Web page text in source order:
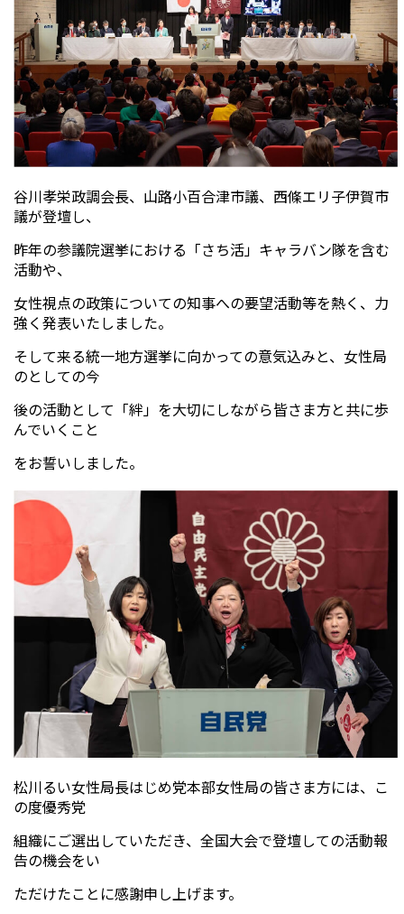
谷川孝栄政調会長、山路小百合津市議、西條エリ子伊賀市
議が登壇し、
昨年の参議院選挙における「さち活」キャラバン隊を含む
活動や、
女性視点の政策についての知事への要望活動等を熱く、力
強く発表いたしました。
そして来る統一地方選挙に向かっての意気込みと、女性局
のとしての今
後の活動として「絆」を大切にしながら皆さま方と共に歩
んでいくこと
をお誓いしました。
松川るい女性局長はじめ党本部女性局の皆さま方には、こ
の度優秀党
組織にご選出していただき、全国大会で登壇しての活動報
告の機会をい
ただけたことに感謝申し上げます。